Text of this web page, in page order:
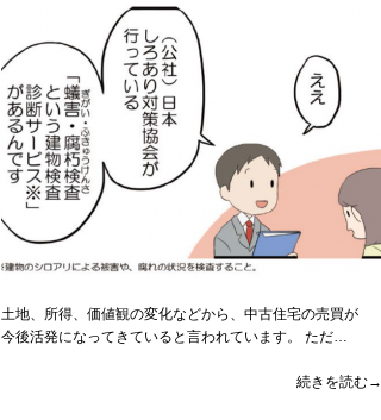
土地、所得、価値観の変化などから、中古住宅の売買が
今後活発になってきていると言われています。 ただ…
続きを読む→